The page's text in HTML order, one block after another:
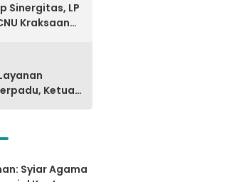
Sinergitas, LP
Kraksaan
Ketua
Syiar Agama